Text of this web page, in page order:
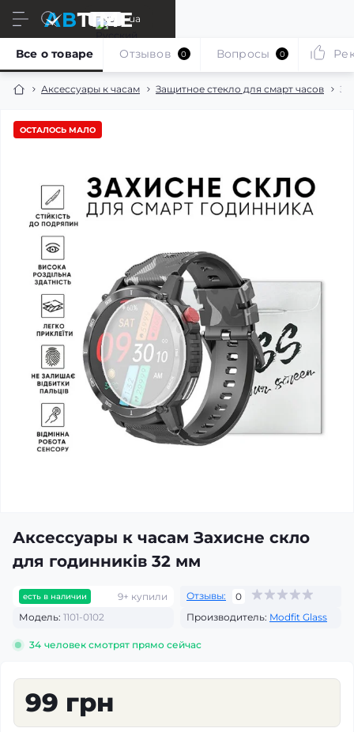
ru ua
Аксессуары к часам Защитное стекло для смарт часов
Все о товаре Отзывов 0 Вопросы 0
ОСТАЛОСЬ МАЛО
Аксессуары к часам Захисне скло
для годинників 32 мм
есть в наличии 9+ купили Отзывы:
0
Модель: 1101-0102 Производитель: Modfit Glass
34 человек смотрят прямо сейчас
99 грн